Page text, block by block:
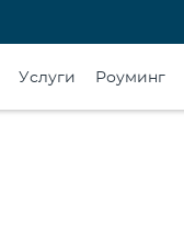
Услуги Роуминг